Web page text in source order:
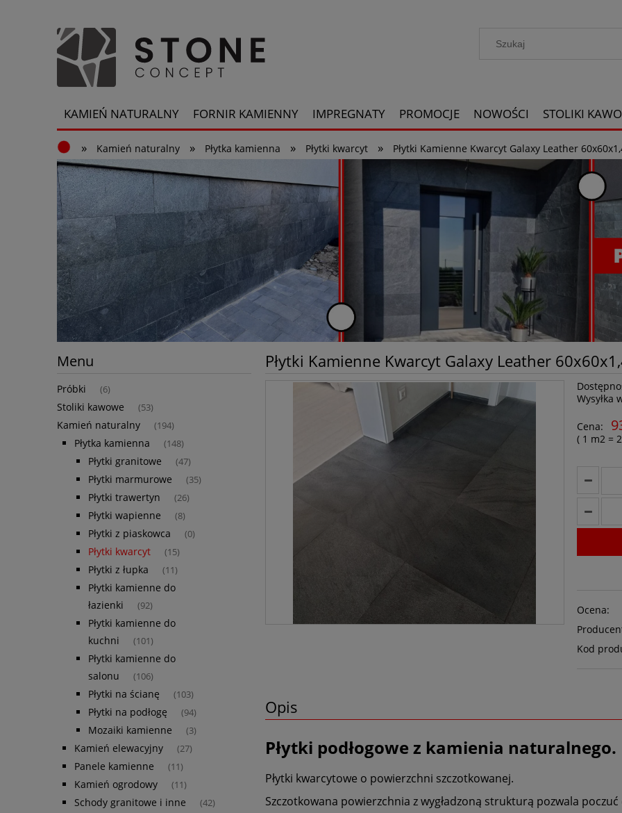
KAMIEŃ NATURALNY FORNIR KAMIENNY IMPREGNATY PROMOCJE NOWOŚCI STOLIKI
» Kamień naturalny » Płytka kamienna » Płytki kwarcyt » Płytki Kamienne Kwarcyt Galaxy Leather
Menu
Próbki (6)
Stoliki kawowe (53)
Kamień naturalny (194)
Płytka kamienna (148)
Płytki granitowe (47)
Płytki marmurowe (35)
Płytki trawertyn (26)
Płytki wapienne (8)
Płytki z piaskowca (0)
Płytki kwarcyt (15)
Płytki z łupka (11)
Płytki kamienne do
łazienki
(92)
Płytki kamienne do
kuchni
(101)
Płytki kamienne do
salonu
(106)
Płytki na ścianę (103)
Płytki na podłogę (94)
Mozaiki kamienne (3)
Kamień elewacyjny (27)
Panele kamienne (11)
Kamień ogrodowy (11)
Schody granitowe i inne (42)
Płytki Kamienne Kwarcyt Galaxy Leather
Wysyłka
Cena:
( 1 m2 =
Ocena:
Kod
Opis
Płytki podłogowe z kamienia naturalnego.
Płytki kwarcytowe o powierzchni szczotkowanej.
Szczotkowana powierzchnia z wygładzoną strukturą pozwala